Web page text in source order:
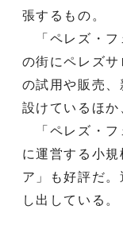
張するもの。
「ペレズ・フ
の街にペレズ
の試用や販売
設けているほか
「ペレズ・フ
に運営する小
ア」も好評だ
し出している。